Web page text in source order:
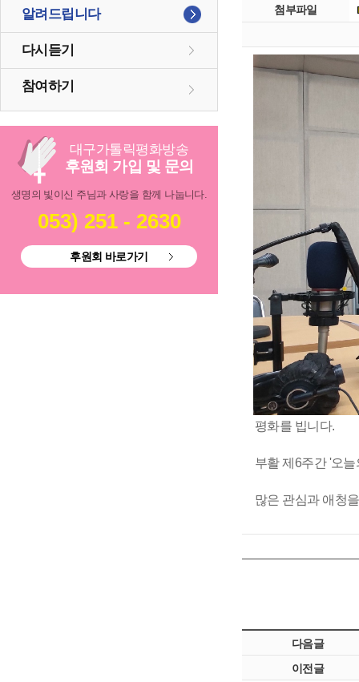
알려드립니다
다시듣기
참여하기
대구가톨릭평화방송
후원회 가입 및 문의
생명의 빛이신 주님과 사랑을 함께 나눕니다.
053) 251 - 2630
후원회 바로가기
첨부파일
평화를 빕니다.
부활 제6주간 '오
많은 관심과 애청
다음글
이전글